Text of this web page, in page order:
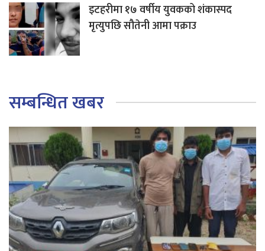
इटहरीमा १७ वर्षीय युवकको शंकास्पद
मृत्युपछि सौतेनी आमा पक्राउ
सम्बन्धित खबर